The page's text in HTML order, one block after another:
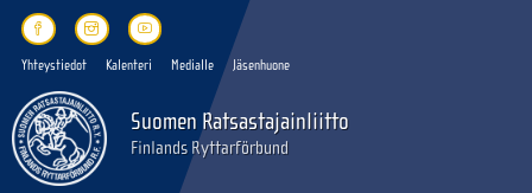
Yhteystiedot Kalenteri Medialle Jäsenhuone
Suomen Ratsastajainliitto
Finlands Ryttarförbund